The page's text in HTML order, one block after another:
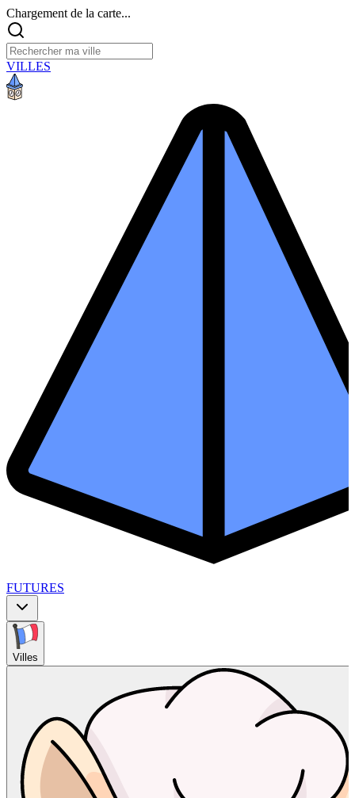
Chargement de la carte...
VILLES
FUTURES
Villes